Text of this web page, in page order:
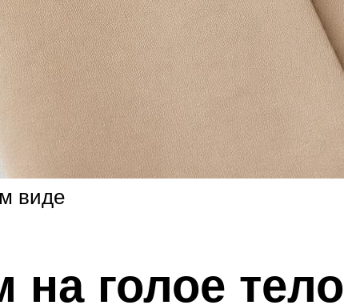
виде
на голое тело